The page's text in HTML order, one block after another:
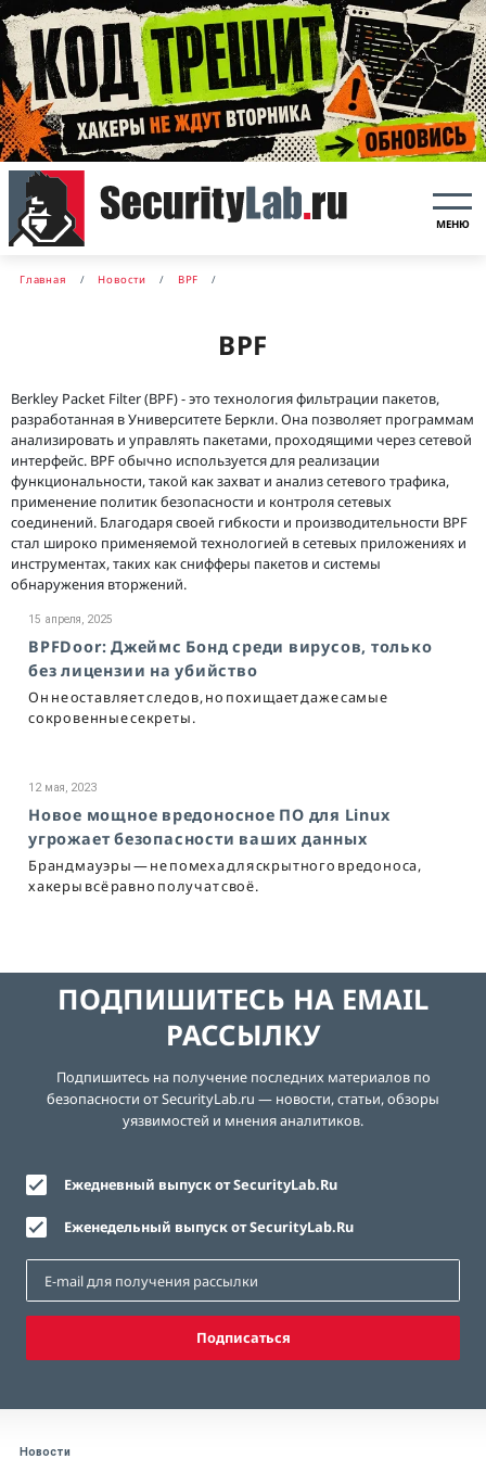
МЕНЮ
Главная Новости BPF
BPF
Berkley Packet Filter (BPF) - это технология фильтрации пакетов,
разработанная в Университете Беркли. Она позволяет программам
анализировать и управлять пакетами, проходящими через сетевой
интерфейс. BPF обычно используется для реализации
функциональности, такой как захват и анализ сетевого трафика,
применение политик безопасности и контроля сетевых
соединений. Благодаря своей гибкости и производительности BPF
стал широко применяемой технологией в сетевых приложениях и
инструментах, таких как снифферы пакетов и системы
обнаружения вторжений.
15 апреля, 2025
BPFDoor: Джеймс Бонд среди вирусов, только
без лицензии на убийство
Он не оставляет следов, но похищает даже самые
сокровенные секреты.
12 мая, 2023
Новое мощное вредоносное ПО для Linux
угрожает безопасности ваших данных
Брандмауэры — не помеха для скрытного вредоноса,
хакеры всё равно получат своё.
ПОДПИШИТЕСЬ НА EMAIL
РАССЫЛКУ
Подпишитесь на получение последних материалов по
безопасности от SecurityLab.ru — новости, статьи, обзоры
уязвимостей и мнения аналитиков.
Ежедневный выпуск от SecurityLab.Ru
Еженедельный выпуск от SecurityLab.Ru
Подписаться
Новости